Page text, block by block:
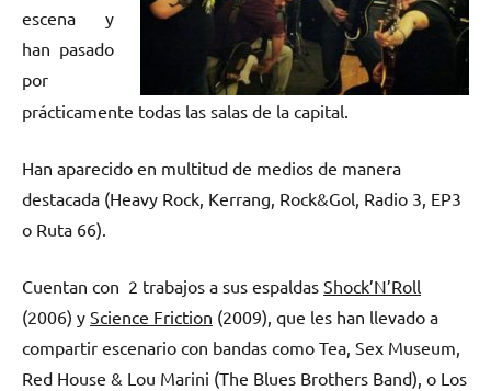
escena y
han pasado
por
prácticamente todas las salas de la capital.
Han aparecido en multitud de medios de manera
destacada (Heavy Rock, Kerrang, Rock&Gol, Radio 3, EP3
o Ruta 66).
Cuentan con 2 trabajos a sus espaldas Shock’N’Roll
(2006) y Science Friction (2009), que les han llevado a
compartir escenario con bandas como Tea, Sex Museum,
Red House & Lou Marini (The Blues Brothers Band), o Los